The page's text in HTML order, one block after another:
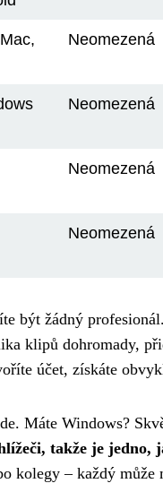
Neomezená
Neomezená
Neomezená
Neomezená
být žádný profesionál.
klipů dohromady,
účet, získáte
Máte Windows?
takže je jedno,
kolegy – každý